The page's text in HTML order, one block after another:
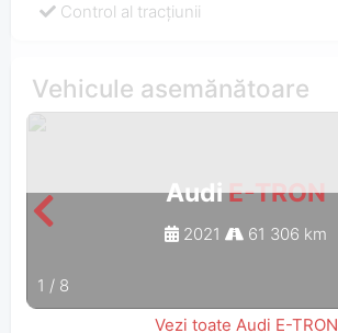
Control al tracțiunii
Vehicule asemănătoare
AudiE-TRON
2021 61 306 km
1 / 8
Vezi toate Audi E-TRON